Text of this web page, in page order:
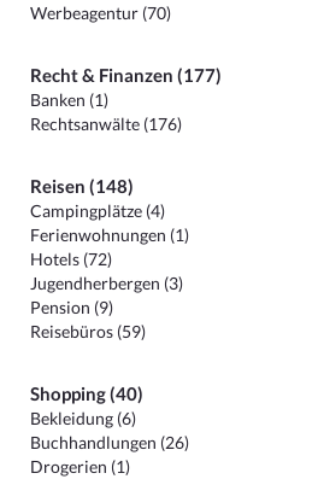
Werbeagentur (70)
Recht & Finanzen (177)
Banken (1)
Rechtsanwälte (176)
Reisen (148)
Campingplätze (4)
Ferienwohnungen (1)
Hotels (72)
Jugendherbergen (3)
Pension (9)
Reisebüros (59)
Shopping (40)
Bekleidung (6)
Buchhandlungen (26)
Drogerien (1)